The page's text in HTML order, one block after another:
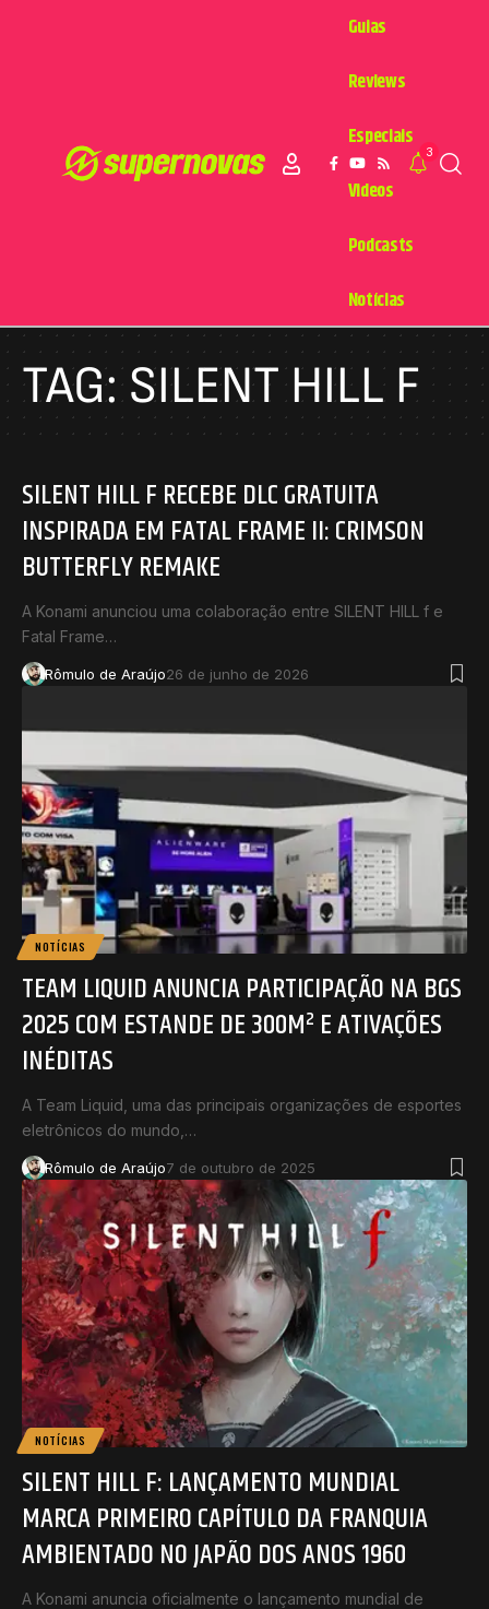
Guias
Reviews
Especiais
Videos
Podcasts
Notícias
3
TAG:SILENT HILL F
SILENT HILL F RECEBE DLC GRATUITA
INSPIRADA EM FATAL FRAME II: CRIMSON
BUTTERFLY REMAKE
A Konami anunciou uma colaboração entre SILENT HILL f e
Fatal Frame…
Rômulo de Araújo26 de junho de 2026
NOTÍCIAS
TEAM LIQUID ANUNCIA PARTICIPAÇÃO NA BGS
2025 COM ESTANDE DE 300M² E ATIVAÇÕES
INÉDITAS
A Team Liquid, uma das principais organizações de esportes
eletrônicos do mundo,…
Rômulo de Araújo7 de outubro de 2025
NOTÍCIAS
SILENT HILL F: LANÇAMENTO MUNDIAL
MARCA PRIMEIRO CAPÍTULO DA FRANQUIA
AMBIENTADO NO JAPÃO DOS ANOS 1960
A Konami anuncia oficialmente o lançamento mundial de